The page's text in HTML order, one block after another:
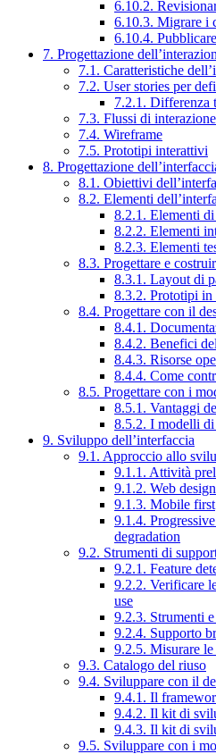
6.10.2.
6.10.3. Migrare i
6.10.4.
7. Progettazione
7.1. Caratteristiche
7.2. User stories per
7.2.1. Differenza
7.3. Flussi di interazione
7.4. Wireframe
7.5. Prototipi interattivi
8. Progettazione
8.1. Obiettivi
8.2. Elementi
8.2.1. Elementi
8.2.2. Elementi
8.2.3. Elementi
8.3. Progettare e
8.3.1. Layout di
8.3.2. Prototipi in
8.4. Progettare con il
8.4.1.
8.4.2. Benefici
8.4.3. Risorse
8.4.4. Come
8.5. Progettare con i
8.5.1. Vantaggi
8.5.2. I modelli
9. Sviluppo dell’interfaccia
9.1. Approccio allo
9.1.1. Attività
9.1.2. Web
9.1.3. Mobile first
9.1.4.
degradation
9.2. Strumenti di
9.2.1. Feature
9.2.2. Verificare
use
9.2.3. Strumenti
9.2.4. Supporto
9.2.5. Misurare le
9.3. Catalogo del riuso
9.4. Sviluppare con il
9.4.1. Il
9.4.2. Il kit di
9.4.3. Il kit di
9.5. Sviluppare con i